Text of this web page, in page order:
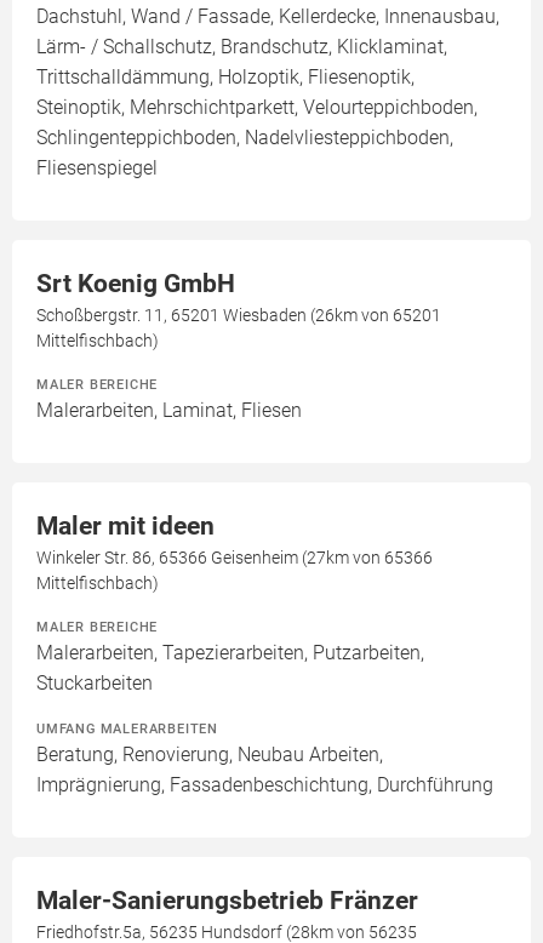
Dachstuhl, Wand / Fassade, Kellerdecke, Innenausbau,
Lärm- / Schallschutz, Brandschutz, Klicklaminat,
Trittschalldämmung, Holzoptik, Fliesenoptik,
Steinoptik, Mehrschichtparkett, Velourteppichboden,
Schlingenteppichboden, Nadelvliesteppichboden,
Fliesenspiegel
Srt Koenig GmbH
Schoßbergstr. 11, 65201 Wiesbaden (26km von 65201
Mittelfischbach)
MALER BEREICHE
Malerarbeiten, Laminat, Fliesen
Maler mit ideen
Winkeler Str. 86, 65366 Geisenheim (27km von 65366
Mittelfischbach)
MALER BEREICHE
Malerarbeiten, Tapezierarbeiten, Putzarbeiten,
Stuckarbeiten
UMFANG MALERARBEITEN
Beratung, Renovierung, Neubau Arbeiten,
Imprägnierung, Fassadenbeschichtung, Durchführung
Maler-Sanierungsbetrieb Fränzer
Friedhofstr.5a, 56235 Hundsdorf (28km von 56235